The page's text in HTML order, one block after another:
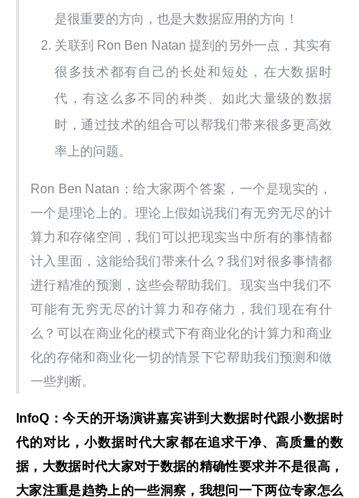
是很重要的方向，也是大数据应用的方向！
关联到 Ron Ben Natan 提到的另外一点，其实有
很多技术都有自己的长处和短处，在大数据时
代，有这么多不同的种类、如此大量级的数据
时，通过技术的组合可以帮我们带来很多更高效
率上的问题。
Ron Ben Natan：给大家两个答案，一个是现实的，
一个是理论上的。理论上假如说我们有无穷无尽的计
算力和存储空间，我们可以把现实当中所有的事情都
计入里面，这能给我们带来什么？我们对很多事情都
进行精准的预测，这些会帮助我们。现实当中我们不
可能有无穷无尽的计算力和存储力，我们现在有什
么？可以在商业化的模式下有商业化的计算力和商业
化的存储和商业化一切的情景下它帮助我们预测和做
一些判断。
InfoQ：今天的开场演讲嘉宾讲到大数据时代跟小数据时
代的对比，小数据时代大家都在追求干净、高质量的数
据，大数据时代大家对于数据的精确性要求并不是很高，
大家注重是趋势上的一些洞察，我想问一下两位专家怎么